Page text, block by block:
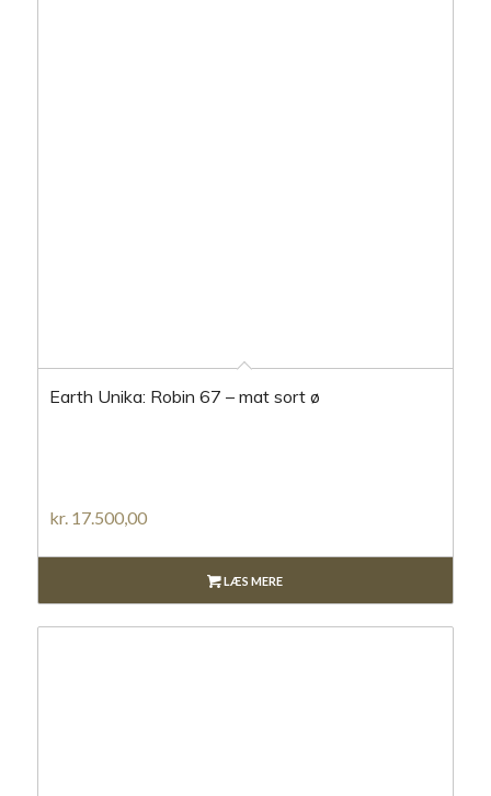
Earth Unika: Robin 67 – mat sort ø
kr. 17.500,00
LÆS MERE